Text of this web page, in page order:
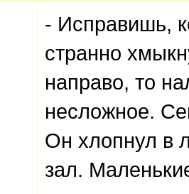
- Исправишь,
странно
направо, то
несложное.
Он хлопнул в
зал.